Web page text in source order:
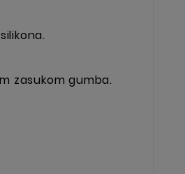
zasukom gumba.